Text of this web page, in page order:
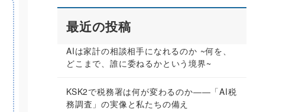
最近の投稿
AIは家計の相談相手になれるのか ~何を、
どこまで、誰に委ねるかという境界~
KSK2で税務署は何が変わるのか――「AI税
務調査」の実像と私たちの備え